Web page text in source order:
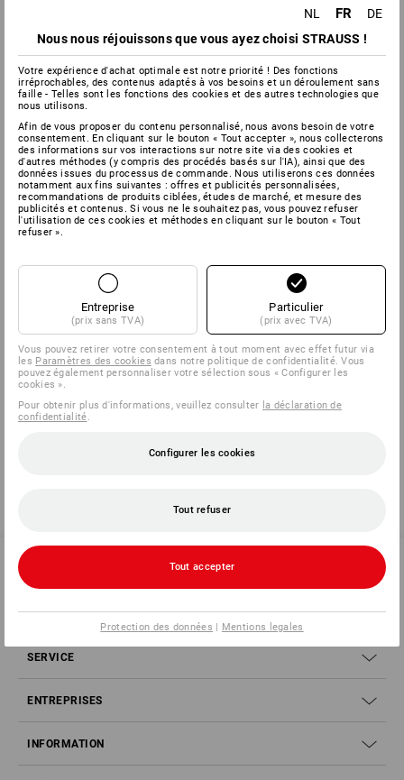
INFORMATIONS SUR LE PRODUIT
DESCRIPTION
Se ferme automatiquement lorsque le réservoir est plein
Évite efficacement les débordements ou renversements
intempestifs
Système de remplissage de sécurité pour carburants
Informations sur le fabricant:Hünersdorff GmbH |
Eisenbahnstraße 6 | DE 71636 Ludwigsburg |
Cliquez sur le bouton "Fiche technique" pour obtenir plus
d'informations.
Fiche technique
SERVICE
ENTREPRISES
INFORMATION
NL FR
DE
Nous nous réjouissons que vous ayez choisi STRAUSS !
Votre expérience d'achat optimale est notre priorité ! Des fonctions
irréprochables, des contenus adaptés à vos besoins et un déroulement sans
faille - Telles sont les fonctions des cookies et des autres technologies que
nous utilisons.
Afin de vous proposer du contenu personnalisé, nous avons besoin de votre
consentement. En cliquant sur le bouton « Tout accepter », nous collecterons
des informations sur vos interactions sur notre site via des cookies et
d'autres méthodes (y compris des procédés basés sur l'IA), ainsi que des
données issues du processus de commande. Nous utiliserons ces données
notamment aux fins suivantes : offres et publicités personnalisées,
recommandations de produits ciblées, études de marché, et mesure des
publicités et contenus. Si vous ne le souhaitez pas, vous pouvez refuser
l'utilisation de ces cookies et méthodes en cliquant sur le bouton « Tout
refuser ».
Entreprise
(prix sans TVA)
Particulier
(prix avec TVA)
Vous pouvez retirer votre consentement à tout moment avec effet futur via
les Paramètres des cookies dans notre politique de confidentialité. Vous
pouvez également personnaliser votre sélection sous « Configurer les
cookies ».
Pour obtenir plus d'informations, veuillez consulter la déclaration de
confidentialité.
Configurer les cookies
Tout refuser
Tout accepter
Protection des données | Mentions legales